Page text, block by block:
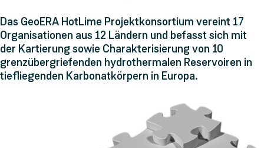
Das GeoERA HotLime Projektkonsortium vereint 17
Organisationen aus 12 Ländern und befasst sich mit
der Kartierung sowie Charakterisierung von 10
grenzübergriefenden hydrothermalen Reservoiren in
tiefliegenden Karbonatkörpern in Europa.